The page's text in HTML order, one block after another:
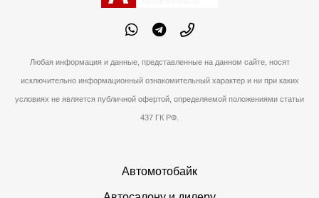
Любая информация и данные, представленные на данном сайте, носят
исключительно информационный ознакомительный характер и ни при каких
условиях не является публичной офертой, определяемой положениями статьи
437 ГК РФ.
Автомотобайк